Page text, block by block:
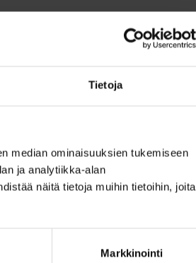
Tietoja
median ominaisuuksien tukemiseen
ja analytiikka-alan
näitä tietoja muihin tietoihin, joita
Markkinointi
– mitä on